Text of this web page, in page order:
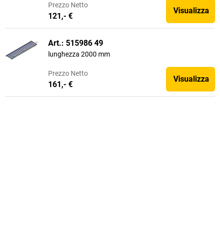
Prezzo Netto
121,- €
Visualizza
Art.: 515986 49
lunghezza 2000 mm
Prezzo Netto
161,- €
Visualizza